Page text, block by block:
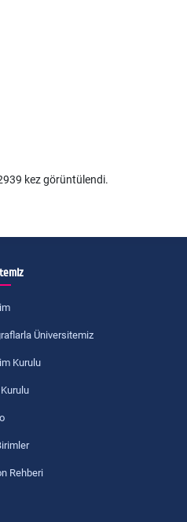
kez görüntülendi.
Üniversitemiz
Kurulu
Rehberi